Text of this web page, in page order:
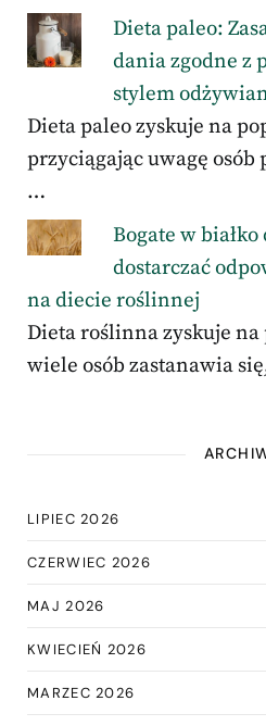
Dieta paleo:
dania zgodne z
stylem
Dieta paleo zyskuje na
przyciągając uwagę osób
…
Bogate w
dostarczać
na diecie roślinnej
Dieta roślinna zyskuje
wiele osób zastanawia
LIPIEC 2026
CZERWIEC 2026
MAJ 2026
KWIECIEŃ 2026
MARZEC 2026